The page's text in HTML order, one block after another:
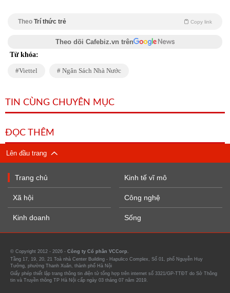
Theo Trí thức trẻ Copy link
Theo dõi Cafebiz.vn trên
Từ khóa:
Viettel Ngân Sách Nhà Nước
TIN CÙNG CHUYÊN MỤC
ĐỌC THÊM
Lên đầu trang
Trang chủ
Xã hội
Kinh doanh
Kinh tế vĩ mô
Công nghệ
Sống
© Copyright 2012 - 2026 - Công ty Cổ phần VCCorp.
Tầng 17, 19, 20, 21 Toà nhà Center Building - Hapulico Complex, Số 01, phố Nguyễn Huy
Tưởng, phường Thanh Xuân, thành phố Hà Nội
Giấy phép thiết lập trang thông tin điện tử tổng hợp trên internet số 3321/GP-TTĐT do Sở Thông
tin và Truyền thông TP Hà Nội cấp ngày 03 tháng 07 năm 2019.